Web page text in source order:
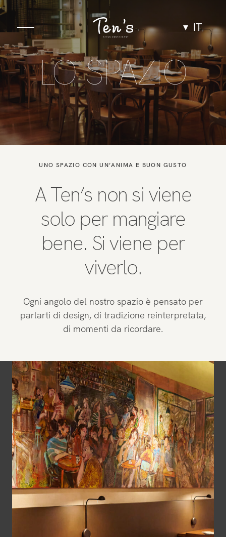
IT
Gastronomia
Spazio
Gruppi ed eventi
Esperienze
Team
LO SPAZIO
UNO SPAZIO CON UN’ANIMA E BUON GUSTO
A Ten’s non si viene
solo per mangiare
bene. Si viene per
viverlo.
Ogni angolo del nostro spazio è pensato per
parlarti di design, di tradizione reinterpretata,
di momenti da ricordare.